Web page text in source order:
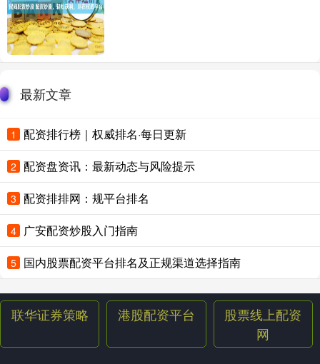
最新文章
1 配资排行榜｜权威排名·每日更新
2 配资盘资讯：最新动态与风险提示
3 配资排排网：规平台排名
4 广安配资炒股入门指南
5 国内股票配资平台排名及正规渠道选择指南
联华证券策略 港股配资平台
股票线上配资
网